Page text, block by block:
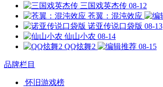
三国戏英杰传 08-12
苍翼：混沌效应
诺亚传说口袋版 08-13
仙山小农 08-14
QQ炫舞2
08-15
品牌栏目
怀旧游戏榜